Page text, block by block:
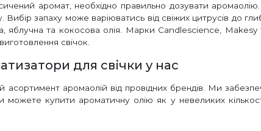
аромат, необхідно правильно дозувати
Вибір запаху може варіюватись від свіжих цитрусів до
яблучна та кокосова олія. Марки Candlescience,
свічок.
для свічки у нас
аромаолій від провідних брендів. Ми
можете купити ароматичну олію як у невеликих